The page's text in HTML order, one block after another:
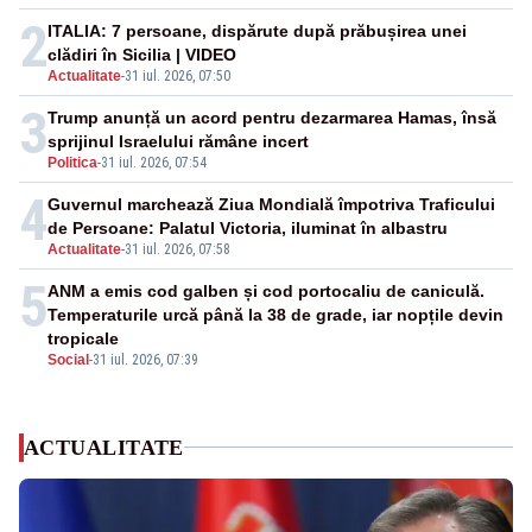
2Actualitate-31 iul. 2026, 07:50
ITALIA: 7 persoane, dispărute după prăbușirea unei
clădiri în Sicilia | VIDEO
3Politica-31 iul. 2026, 07:54
Trump anunță un acord pentru dezarmarea Hamas, însă
sprijinul Israelului rămâne incert
4Actualitate-31 iul. 2026, 07:58
Guvernul marchează Ziua Mondială împotriva Traficului
de Persoane: Palatul Victoria, iluminat în albastru
5
Social-31 iul. 2026, 07:39
ANM a emis cod galben și cod portocaliu de caniculă.
Temperaturile urcă până la 38 de grade, iar nopțile devin
tropicale
ACTUALITATE